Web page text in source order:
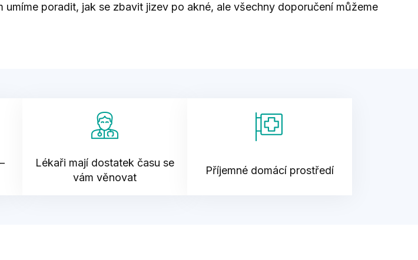
poradit, jak se zbavit jizev po akné, ale všechny doporučení můžeme
Lékaři mají dostatek času se
vám věnovat
Příjemné domácí prostředí